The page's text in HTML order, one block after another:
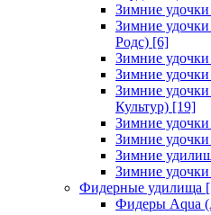
Зимние
Зимние
Родс) [6]
Зимние
Зимние
Зимние
Культур) [19]
Зимние
Зимние удочки
Зимние
Зимние
Фидерные удилища
Фидеры Aqua